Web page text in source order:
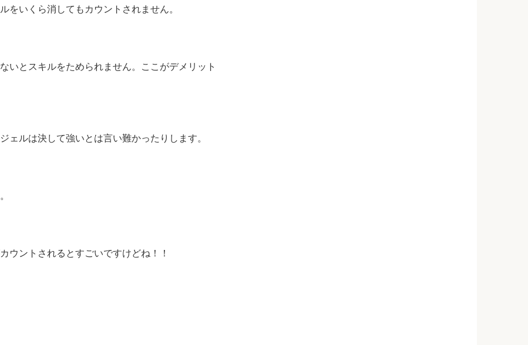
をいくら消してもカウントされません。
いとスキルをためられません。ここがデメリット
ェルは決して強いとは言い難かったりします。
ウントされるとすごいですけどね！！